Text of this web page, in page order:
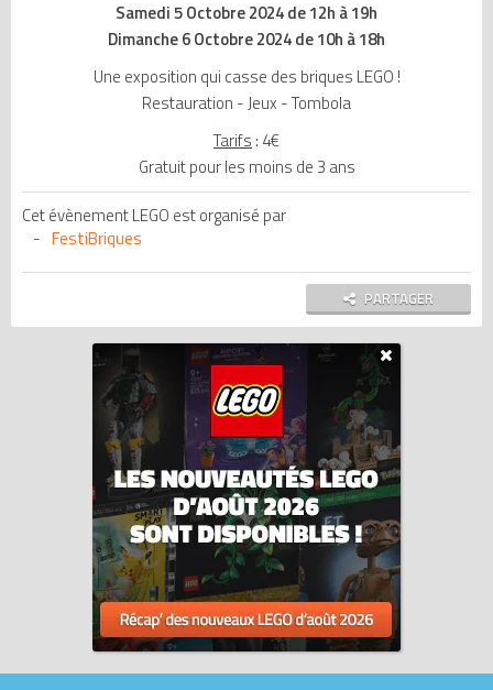
Samedi 5 Octobre 2024 de 12h à 19h
Dimanche 6 Octobre 2024 de 10h à 18h
Une exposition qui casse des briques LEGO !
Restauration - Jeux - Tombola
Tarifs : 4€
Gratuit pour les moins de 3 ans
Cet évènement LEGO est organisé par
FestiBriques
PARTAGER